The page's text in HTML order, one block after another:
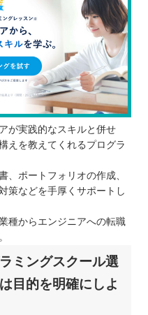
が実践的なスキルと併せ
えを教えてくれるプログラ
、ポートフォリオの作成、
策などを手厚くサポートし
種からエンジニアへの転職
ミングスクール選
目的を明確にしよ